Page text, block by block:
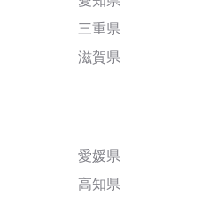
三重県
滋賀県
愛媛県
高知県